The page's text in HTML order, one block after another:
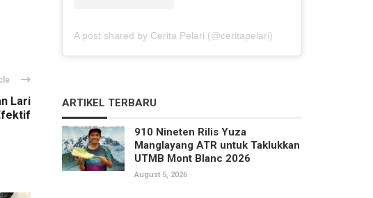
Lari
A post shared by Cerita Pelari (@ceritapelari)
ARTIKEL TERBARU
910 Nineten Rilis Yuza
Manglayang ATR untuk Taklukkan
UTMB Mont Blanc 2026
August 5, 2026